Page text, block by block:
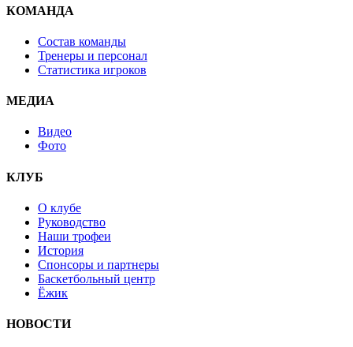
КОМАНДА
Состав команды
Тренеры и персонал
Статистика игроков
МЕДИА
Видео
Фото
КЛУБ
О клубе
Руководство
Наши трофеи
История
Спонсоры и партнеры
Баскетбольный центр
Ёжик
НОВОСТИ